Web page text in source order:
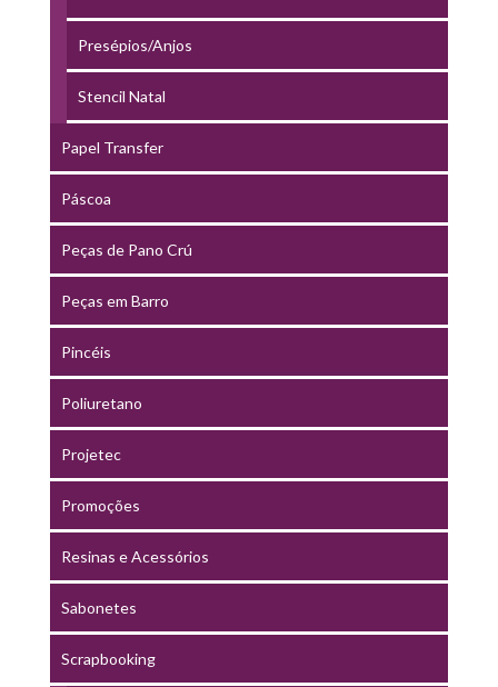
Presépios/Anjos
Stencil Natal
Papel Transfer
Páscoa
Peças de Pano Crú
Peças em Barro
Pincéis
Poliuretano
Projetec
Promoções
Resinas e Acessórios
Sabonetes
Scrapbooking